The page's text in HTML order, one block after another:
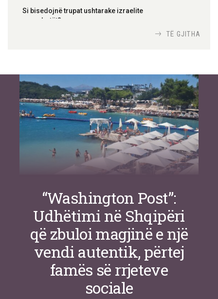
Si bisedojnë trupat ushtarake izraelite
me robotët?
inteligjente izraelite
Nga Or Shalom
TË GJITHA
“Washington Post”:
Udhëtimi në Shqipëri
që zbuloi magjinë e një
vendi autentik, përtej
famës së rrjeteve
sociale